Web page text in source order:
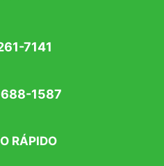
7141
1587
RÁPIDO